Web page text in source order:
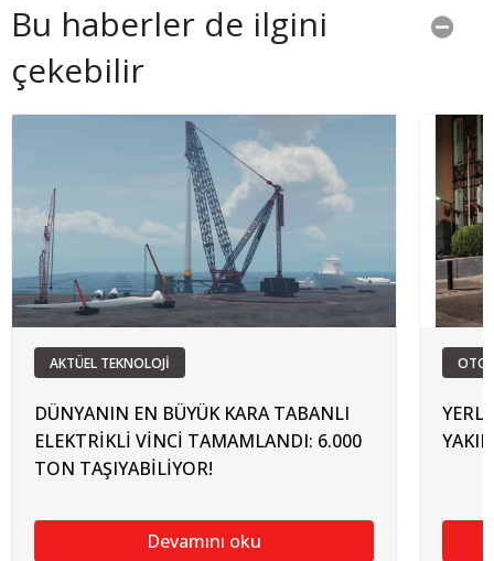
Bu haberler de ilgini
çekebilir
AKTÜEL TEKNOLOJİ
DÜNYANIN EN BÜYÜK KARA TABANLI
ELEKTRİKLİ VİNCİ TAMAMLANDI: 6.000
TON TAŞIYABİLİYOR!
Devamını oku